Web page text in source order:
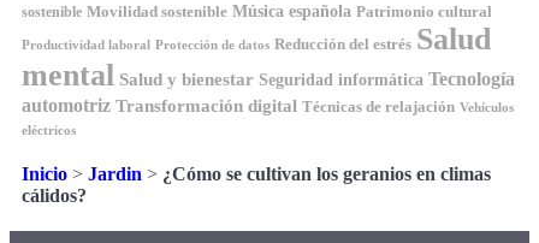
sostenible Movilidad sostenible Música española Patrimonio cultural
Productividad laboral Protección de datos Reducción del estrés Salud
mental Salud y bienestar Seguridad informática Tecnología
automotriz Transformación digital Técnicas de relajación Vehículos
eléctricos
Inicio > Jardin > ¿Cómo se cultivan los geranios en climas
cálidos?